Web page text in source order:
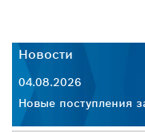
Новости
04.08.2026
Новые поступления